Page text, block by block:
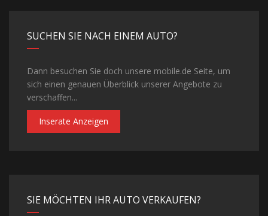
SUCHEN SIE NACH EINEM AUTO?
Dann besuchen Sie doch unsere mobile.de Seite, um
sich einen genauen Überblick unserer Angebote zu
verschaffen...
Inserate Anzeigen
SIE MÖCHTEN IHR AUTO VERKAUFEN?